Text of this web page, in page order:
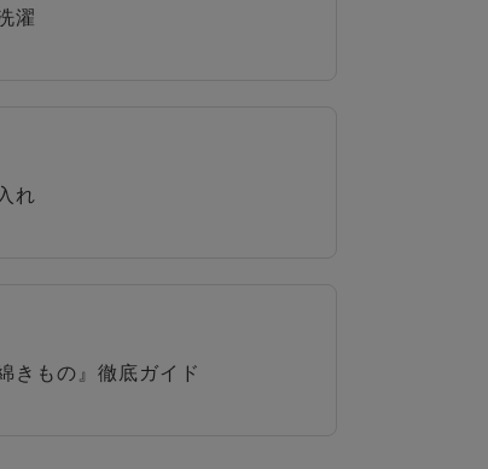
濯
れ
きもの』徹底ガイド